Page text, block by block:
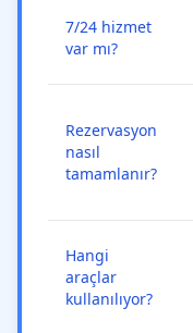
7/24 hizmet
var mı?
Rezervasyon
nasıl
tamamlanır?
Hangi
araçlar
kullanılıyor?